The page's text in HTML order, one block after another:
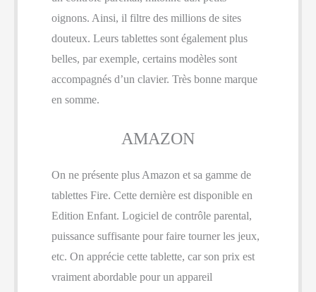
oignons. Ainsi, il filtre des millions de sites
douteux. Leurs tablettes sont également plus
belles, par exemple, certains modèles sont
accompagnés d’un clavier. Très bonne marque
en somme.
AMAZON
On ne présente plus Amazon et sa gamme de
tablettes Fire. Cette dernière est disponible en
Edition Enfant. Logiciel de contrôle parental,
puissance suffisante pour faire tourner les jeux,
etc. On apprécie cette tablette, car son prix est
vraiment abordable pour un appareil